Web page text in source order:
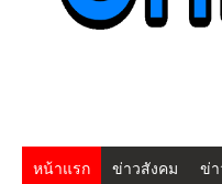
หน้าแรก ข่าวสังคม ข่